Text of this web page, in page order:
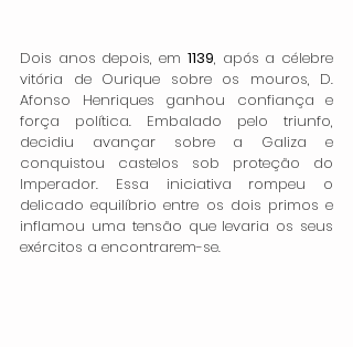
Dois anos depois, em 1139, após a célebre
vitória de Ourique sobre os mouros, D.
Afonso Henriques ganhou confiança e
força política. Embalado pelo triunfo,
decidiu avançar sobre a Galiza e
conquistou castelos sob proteção do
Imperador. Essa iniciativa rompeu o
delicado equilíbrio entre os dois primos e
inflamou uma tensão que levaria os seus
exércitos a encontrarem-se.